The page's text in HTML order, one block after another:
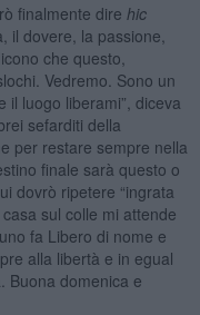
finalmente dire hic
il dovere, la passione,
che questo,
Vedremo. Sono un
il luogo liberami”, diceva
sefarditi della
per restare sempre nella
finale sarà questo o
dovrò ripetere “ingrata
sul colle mi attende
fa Libero di nome e
alla libertà e in egual
Buona domenica e